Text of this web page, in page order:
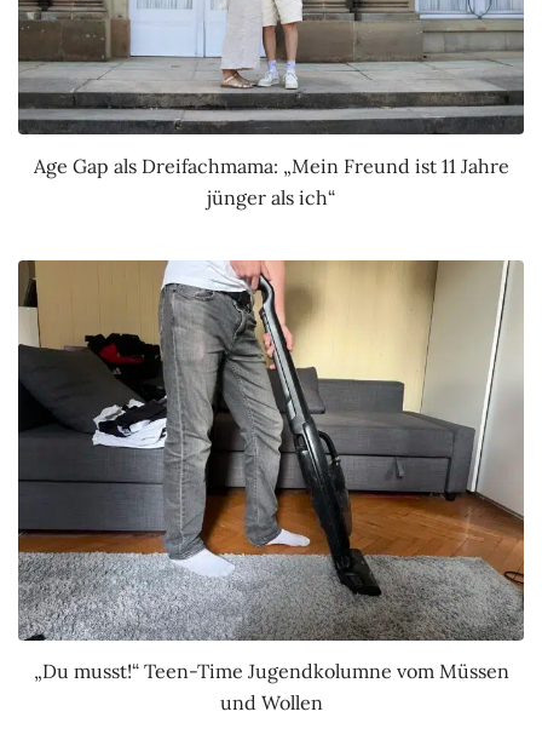
Age Gap als Dreifachmama: „Mein Freund ist 11 Jahre
jünger als ich“
„Du musst!“ Teen-Time Jugendkolumne vom Müssen
und Wollen